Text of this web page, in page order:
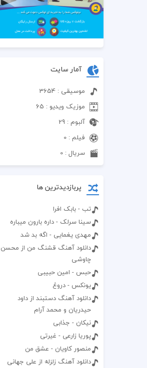
آمار سایت
موسیقی : 3654
موزیک ویدیو : 65
آلبوم : 29
فیلم : 0
سریال : 0
پربازدیدترین ها
تب - بابک افرا
سینا سرلک - داره بارون میباره
مهدی یغمایی - اگه بد شد
دانلود آهنگ قشنگ من از محسن
چاوشی
حبس - امین حبیبی
یونکس - دروغ
دانلود آهنگ دستبند از داود
حیدریان و محمد آرام
نیکان - جذابی
پوریا زارعی - غیرتی
منصور کاویان - عشق من
دانلود آهنگ زلزله از علی جهانی